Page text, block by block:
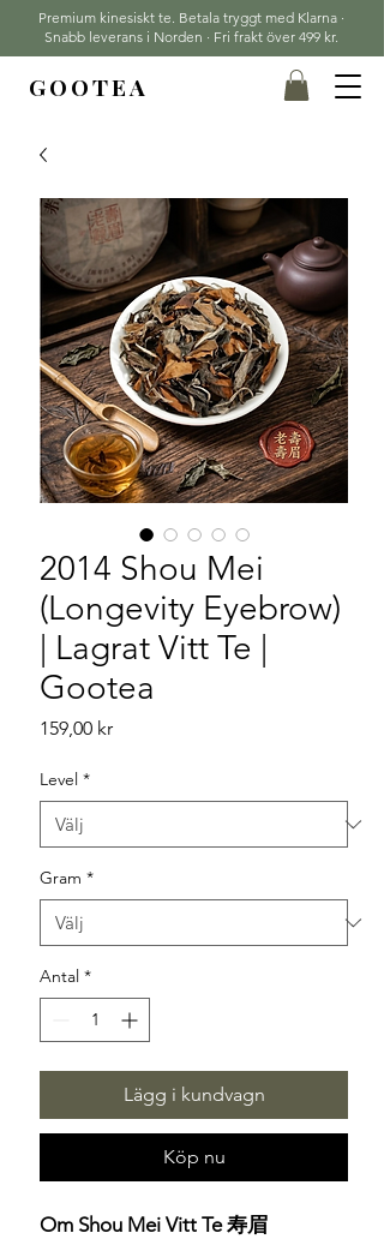
Premium kinesiskt te. Betala tryggt med Klarna ·
Snabb leverans i Norden · Fri frakt över 499 kr.
GOOTEA
2014 Shou Mei
(Longevity Eyebrow)
| Lagrat Vitt Te |
Gootea
159,00 krPris
Level *
Gram *
Antal *
Lägg i kundvagn
Köp nu
Om Shou Mei Vitt Te 寿眉